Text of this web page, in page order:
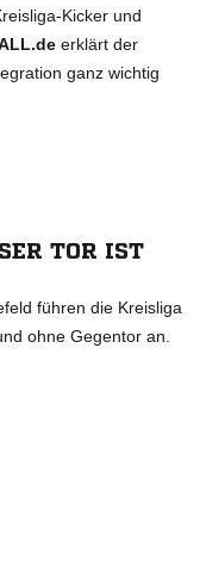
Kicker und
erklärt der
ganz wichtig
TOR IST
führen die Kreisliga
ohne Gegentor an.